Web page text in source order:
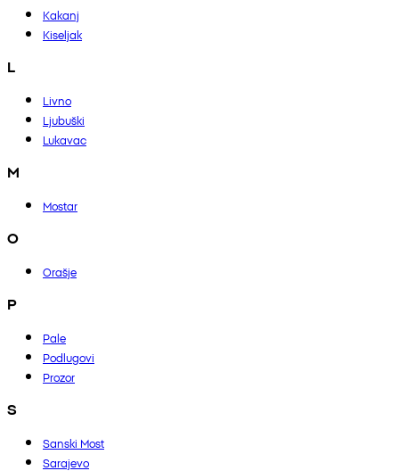
Kakanj
Kiseljak
L
Livno
Ljubuški
Lukavac
M
Mostar
O
Orašje
P
Pale
Podlugovi
Prozor
S
Sanski Most
Sarajevo